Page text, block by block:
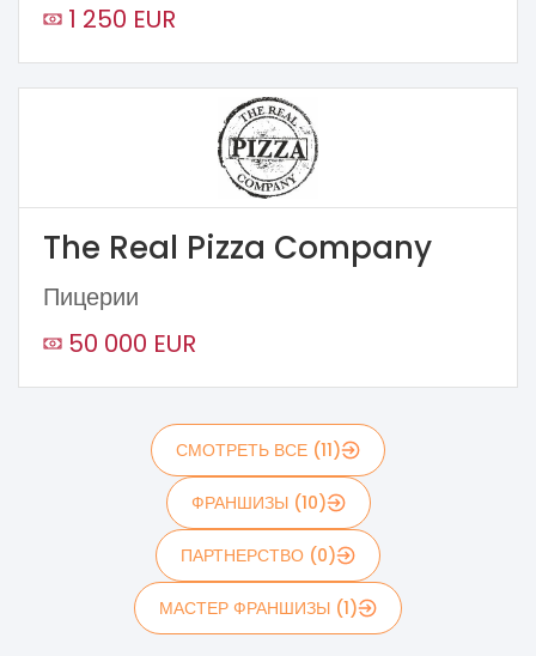
1 250 EUR
The Real Pizza Company
Пицерии
50 000 EUR
СМОТРЕТЬ ВСЕ (11)
ФРАНШИЗЫ (10)
ПАРТНЕРСТВО (0)
МАСТЕР ФРАНШИЗЫ (1)